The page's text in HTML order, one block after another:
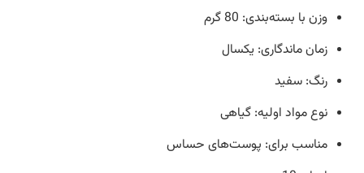
وزن با بسته‌بندی: 80 گرم
زمان ماندگاری: یکسال
رنگ: سفید
نوع مواد اولیه: گیاهی
مناسب برای: پوست‌های حساس